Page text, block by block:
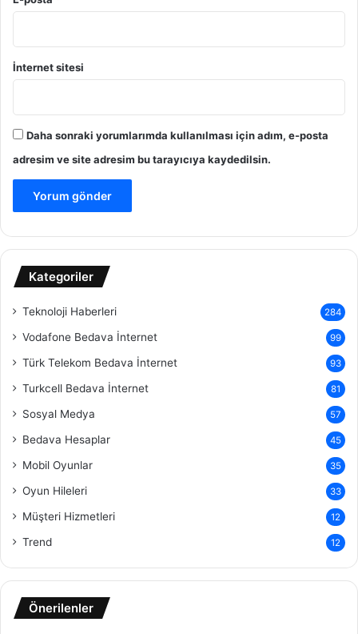
İnternet sitesi
Daha sonraki yorumlarımda kullanılması için adım, e-posta
adresim ve site adresim bu tarayıcıya kaydedilsin.
Kategoriler
Teknoloji Haberleri 284
Vodafone Bedava İnternet 99
Türk Telekom Bedava İnternet 93
Turkcell Bedava İnternet 81
Sosyal Medya 57
Bedava Hesaplar 45
Mobil Oyunlar 35
Oyun Hileleri 33
Müşteri Hizmetleri 12
Trend 12
Önerilenler